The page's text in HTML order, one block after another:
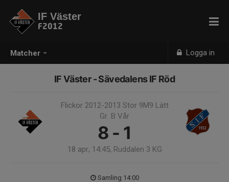
Matcher Logga in
IF Väster
F2012
IF Väster - Sävedalens IF Röd
Flickor 2012-2013 Stor 9M9 Lätt
Gr. B Vår
8 - 1
18 apr, 14:45, Ruddalen 3 KG
Samling 14:00